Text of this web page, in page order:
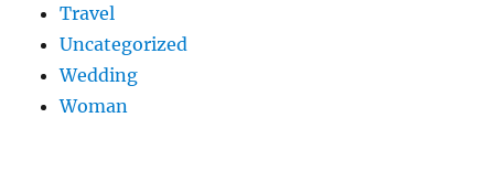
Travel
Uncategorized
Wedding
Woman